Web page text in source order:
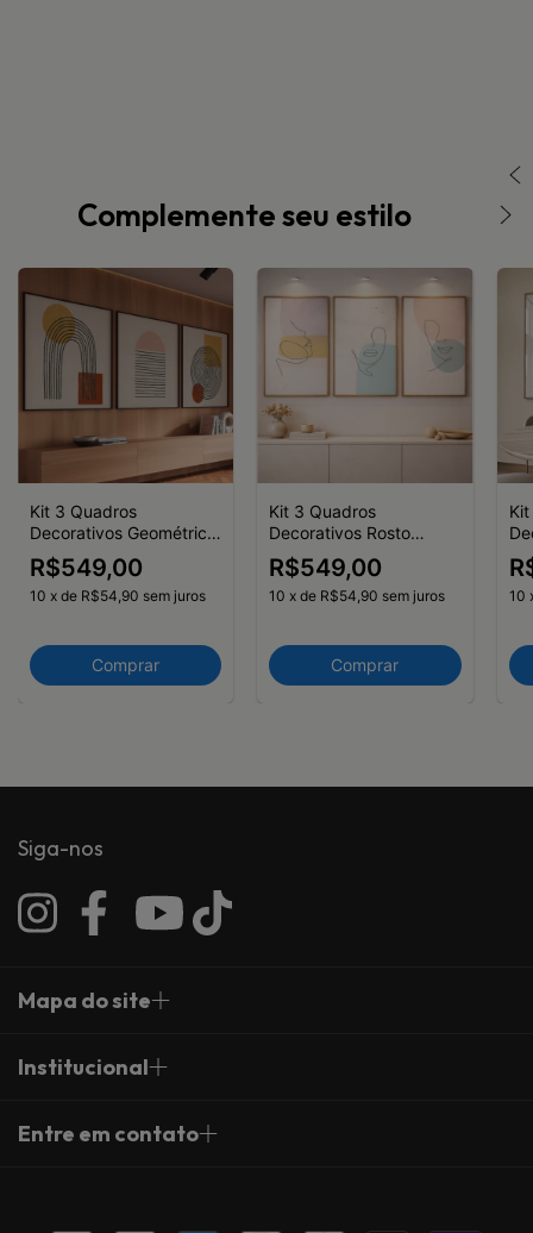
Complemente seu estilo
Kit 3 Quadros
Decorativos Geométrico
com linhas II
R$549,00
10 x de R$54,90 sem juros
Comprar
Kit 3 Quadros
Decorativos Rosto
Linhas III
R$549,00
10 xde R$54,90 sem juros
Comprar
10
Siga-nos
Mapa do site
Institucional
Entre em contato